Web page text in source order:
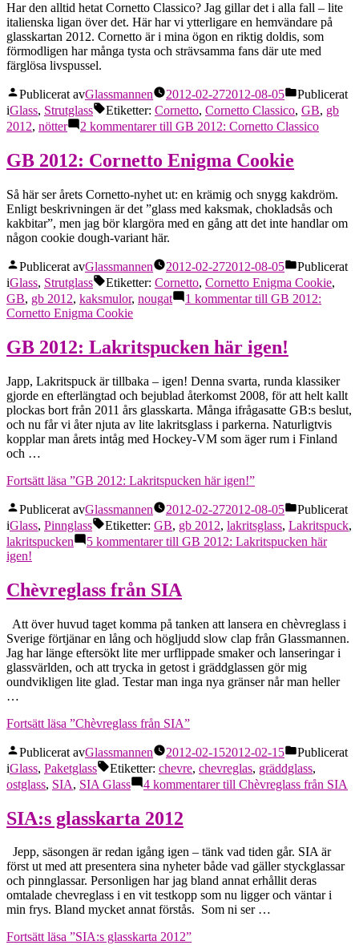
Har den alltid hetat Cornetto Classico? Jag gillar det i alla fall – lite
italienska ligan över det. Här har vi ytterligare en hemvändare på
glasskartan 2012. Cornetto är i mina ögon en riktig doldis, som
förmodligen har många tysta och strävsamma fans där ute med
färglösa livspussel.
Publicerat avGlassmannen 2012-02-272012-08-05
Publicerat
iGlass, Strutglass Etiketter: Cornetto, Cornetto Classico, GB, gb
2012, nötter 2 kommentarertill GB 2012: Cornetto Classico
GB 2012: Cornetto Enigma Cookie
Så här ser årets Cornetto-nyhet ut: en krämig och snygg kakdröm.
Enligt beskrivningen är det ”glass med kaksmak, chokladsås och
kakbitar”, men jag bör klargöra med en gång att det inte handlar om
någon cookie dough-variant här.
Publicerat avGlassmannen 2012-02-272012-08-05
Publicerat
iGlass, Strutglass Etiketter: Cornetto, Cornetto Enigma Cookie,
GB, gb 2012, kaksmulor, nougat 1 kommentartill GB 2012:
Cornetto Enigma Cookie
GB 2012: Lakritspucken här igen!
Japp, Lakritspuck är tillbaka – igen! Denna svarta, runda klassiker
gjorde en efterlängtad och bejublad återkomst 2008, för att helt kallt
plockas bort från 2011 års glasskarta. Många ifrågasatte GB:s beslut,
och nu får vi åter njuta av lite lakritsglass i parkerna. Naturligtvis
kopplar man årets intåg med Hockey-VM som äger rum i Finland
och …
Fortsätt läsa ”GB 2012: Lakritspucken här igen!”
Publicerat avGlassmannen 2012-02-272012-08-05
Publicerat
iGlass, Pinnglass Etiketter: GB, gb 2012, lakritsglass, Lakritspuck,
lakritspucken
5 kommentarertill GB 2012: Lakritspucken här
igen!
Chèvreglass från SIA
Att över huvud taget komma på tanken att lansera en chèvreglass i
Sverige förtjänar en lång och högljudd slow clap från Glassmannen.
Jag har länge eftersökt lite mer urflippade smaker och lanseringar i
glassvärlden, och att trycka in getost i gräddglassen gör mig
oundvikligen lite glad. Testar man inga nya gränser når man heller
…
Fortsätt läsa ”Chèvreglass från SIA”
Publicerat avGlassmannen 2012-02-152012-02-15
Publicerat
iGlass, Paketglass Etiketter: chevre, chevreglas, gräddglass,
ostglass, SIA, SIA Glass 4 kommentarertill Chèvreglass från SIA
SIA:s glasskarta 2012
Jepp, säsongen är redan igång igen – tänk vad tiden går. SIA är
först ut med att presentera sina nyheter både vad gäller styckglassar
och pinnglassar. Personligen har jag bland annat erhållit deras
omtalade chevreglass i en vit testkopp som nu ligger och väntar i
min frys. Bland mycket annat förstås. Som ni ser …
Fortsätt läsa ”SIA:s glasskarta 2012”